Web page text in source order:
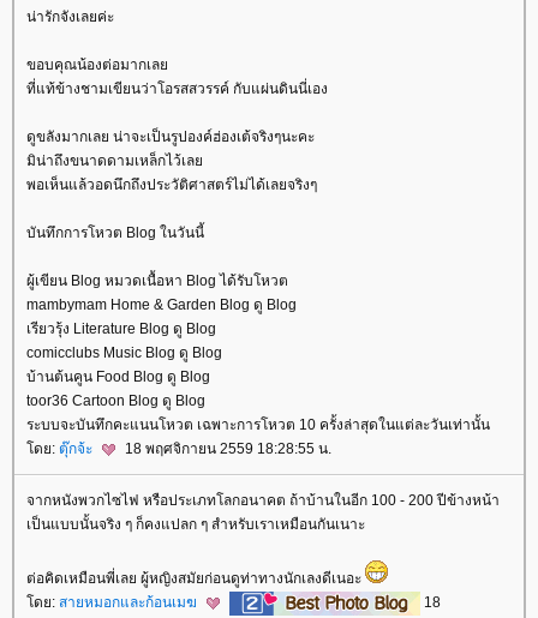
น่ารักจังเลยค่ะ
ขอบคุณน้องต่อมากเล
ที่แท้ข้างชามเขียนว่าโอรสสวรรค์ กับแผ่นดินนี่เอง
ดูขลังมากเลย น่าจะเป็นรูปองค์ฮ่องเต้จริงๆนะคะ
มิน่าถึงขนาดดามเหล็กไว้เล
พอเห็นแล้วอดนึกถึงประวัติศาสตร์ไม่ได้เลยจริงๆ
บันทึกการโหวต Blog ในวันนี้
ผู้เขียน Blog หมวดเนื้อหา Blog ได้รับโหวต
mambymam Home & Garden Blog ดู Blog
เรียวรุ้ง Literature Blog ดู Blog
comicclubs Music Blog ดู Blog
บ้านต้นคูน Food Blog ดู Blog
toor36 Cartoon Blog ดู Blog
ระบบจะบันทึกคะแนนโหวต เฉพาะการโหวต 10 ครั้งล่าสุดในแต่ละวันเท่านั้น
ดย: ตุ๊กจ้ะ 18 พฤศจิกายน 2559 18:28:55 น.
จากหนังพวกไซไฟ หรือประเภทโลกอนาคต ถ้าบ้านในอีก 100 - 200 ปีข้างหน้า
เป็นแบบนั้นจริง ๆ ก็คงแปลก ๆ สำหรับเราเหมือนกันเนาะ
ต่อคิดเหมือนพี่เลย ผู้หญิงสมัยก่อนดูท่าทางนักเลงดีเนอะ
ดย: สายหมอกและก้อนเมฆ
18